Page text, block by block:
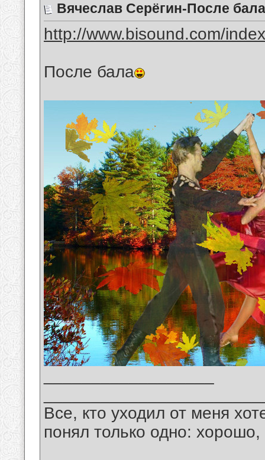
Вячеслав Серёгин-После бала
http://www.bisound.com/
После бала
Все, кто уходил от меня
понял только одно: